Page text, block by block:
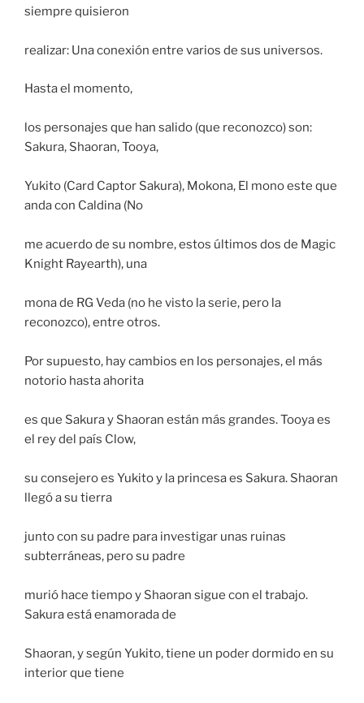
siempre quisieron
realizar: Una conexión entre varios de sus universos.
Hasta el momento,
los personajes que han salido (que reconozco) son:
Sakura, Shaoran, Tooya,
Yukito (Card Captor Sakura), Mokona, El mono este que
anda con Caldina (No
me acuerdo de su nombre, estos últimos dos de Magic
Knight Rayearth), una
mona de RG Veda (no he visto la serie, pero la
reconozco), entre otros.
Por supuesto, hay cambios en los personajes, el más
notorio hasta ahorita
es que Sakura y Shaoran están más grandes. Tooya es
el rey del país Clow,
su consejero es Yukito y la princesa es Sakura. Shaoran
llegó a su tierra
junto con su padre para investigar unas ruinas
subterráneas, pero su padre
murió hace tiempo y Shaoran sigue con el trabajo.
Sakura está enamorada de
Shaoran, y según Yukito, tiene un poder dormido en su
interior que tiene